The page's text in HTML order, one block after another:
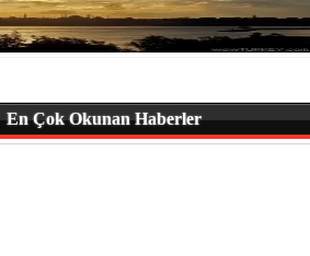
En Çok Okunan Haberler